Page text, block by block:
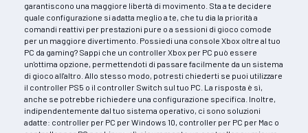
garantiscono una maggiore libertà di movimento. Sta a te decidere
quale configurazione si adatta meglio a te, che tu dia la priorità a
comandi reattivi per prestazioni pure o a sessioni di gioco comode
per un maggiore divertimento. Possiedi una console Xbox oltre al tuo
PC da gaming? Sappi che un controller Xbox per PC può essere
un'ottima opzione, permettendoti di passare facilmente da un sistema
di gioco all'altro. Allo stesso modo, potresti chiederti se puoi utilizzare
il controller PS5 o il controller Switch sul tuo PC. La risposta è sì,
anche se potrebbe richiedere una configurazione specifica. Inoltre,
indipendentemente dal tuo sistema operativo, ci sono soluzioni
adatte: controller per PC per Windows 10, controller per PC per Mac o